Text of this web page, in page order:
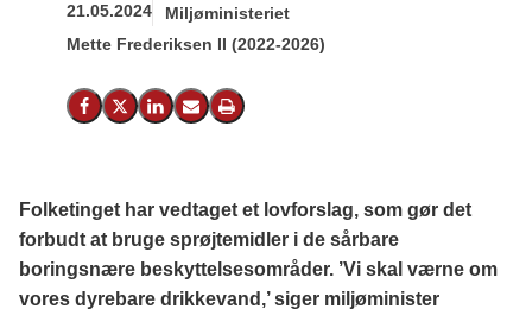
21.05.2024
Miljøministeriet
Mette Frederiksen II (2022-2026)
Del på Facebook
Del på X (Twitter)
Del på LinkedIn
Send email
Print
Folketinget har vedtaget et lovforslag, som gør det
forbudt at bruge sprøjtemidler i de sårbare
boringsnære beskyttelsesområder. ’Vi skal værne om
vores dyrebare drikkevand,’ siger miljøminister